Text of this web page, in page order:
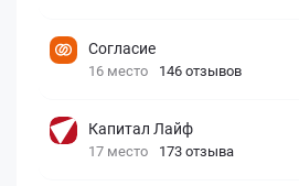
Согласие
16 место 146 отзывов
Капитал Лайф
17 место 173 отзыва